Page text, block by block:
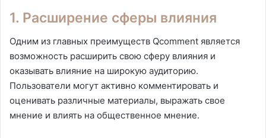
1. Расширение сферы влияния
Одним из главных преимуществ Qcomment является
возможность расширить свою сферу влияния и
оказывать влияние на широкую аудиторию.
Пользователи могут активно комментировать и
оценивать различные материалы, выражать свое
мнение и влиять на общественное мнение.